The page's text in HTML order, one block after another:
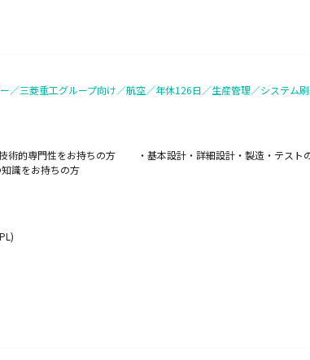
／三菱重工グループ向け／航空／年休126日／生産管理／システム
技術的専門性をお持ちの方 ・基本設計・詳細設計・製造・テス
識をお持ちの方